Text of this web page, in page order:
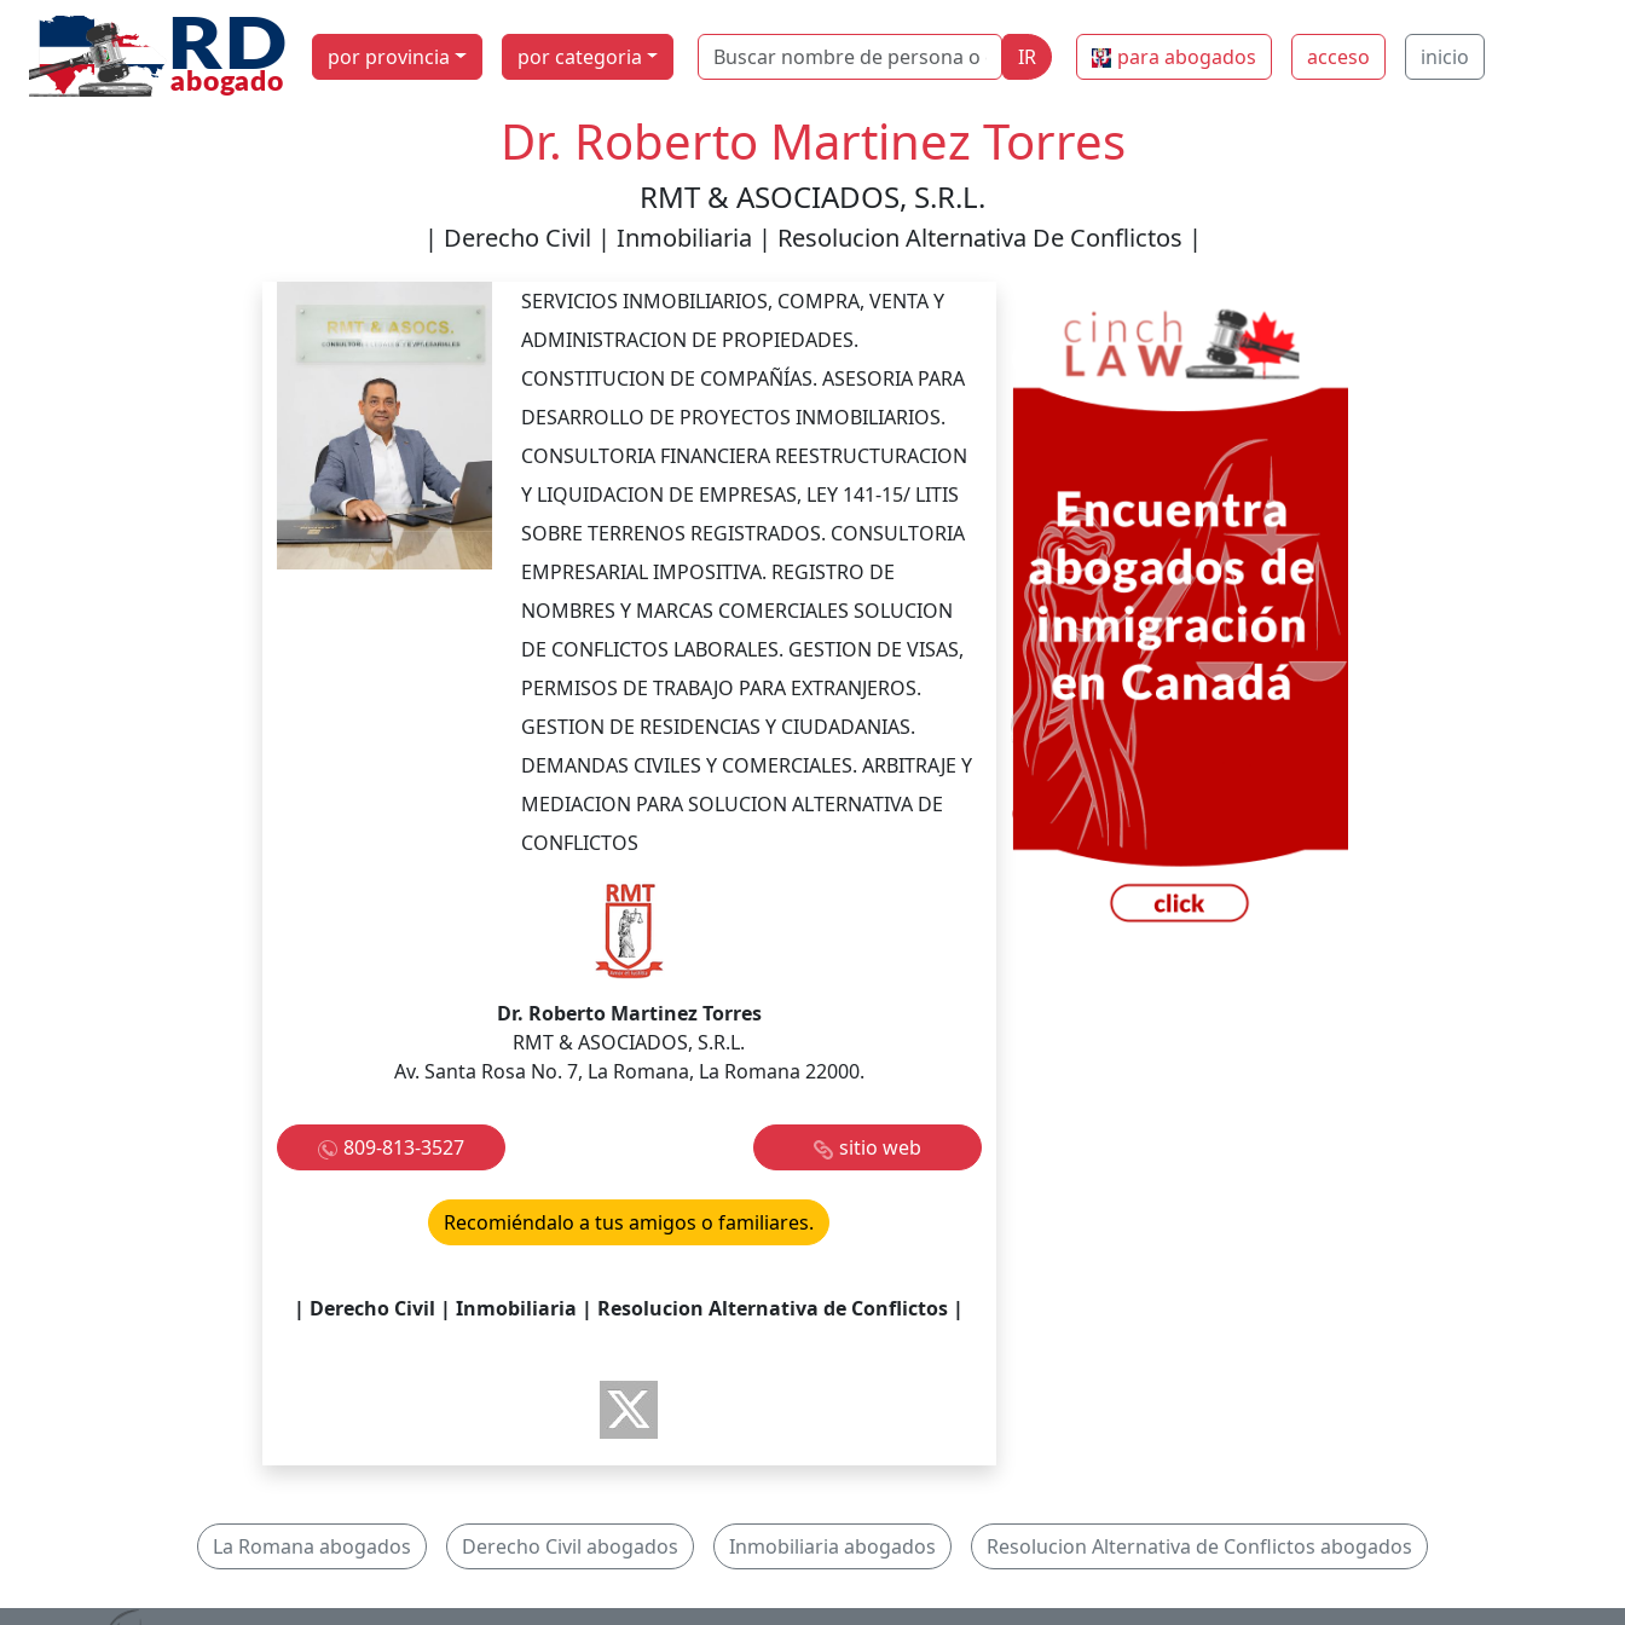
por provincia por categoria Name IR para abogados acceso inicio
Dr. Roberto Martinez Torres
RMT & ASOCIADOS, S.R.L.
| Derecho Civil | Inmobiliaria | Resolucion Alternativa De Conflictos |
SERVICIOS INMOBILIARIOS, COMPRA, VENTA Y
ADMINISTRACION DE PROPIEDADES.
CONSTITUCION DE COMPAÑÍAS. ASESORIA PARA
DESARROLLO DE PROYECTOS INMOBILIARIOS.
CONSULTORIA FINANCIERA REESTRUCTURACION
Y LIQUIDACION DE EMPRESAS, LEY 141-15/ LITIS
SOBRE TERRENOS REGISTRADOS. CONSULTORIA
EMPRESARIAL IMPOSITIVA. REGISTRO DE
NOMBRES Y MARCAS COMERCIALES SOLUCION
DE CONFLICTOS LABORALES. GESTION DE VISAS,
PERMISOS DE TRABAJO PARA EXTRANJEROS.
GESTION DE RESIDENCIAS Y CIUDADANIAS.
DEMANDAS CIVILES Y COMERCIALES. ARBITRAJE Y
MEDIACION PARA SOLUCION ALTERNATIVA DE
CONFLICTOS
Dr. Roberto Martinez Torres
RMT & ASOCIADOS, S.R.L.
Av. Santa Rosa No. 7, La Romana, La Romana 22000.
809-813-3527 sitio web
Recomiéndalo a tus amigos o familiares.
| Derecho Civil | Inmobiliaria | Resolucion Alternativa de Conflictos |
La Romana abogados Derecho Civil abogados Inmobiliaria abogados Resolucion Alternativa de Conflictos abogados